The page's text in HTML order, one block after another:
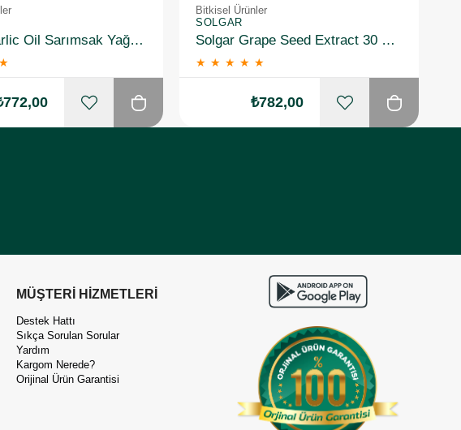
Solgar Garlic Oil Sarımsak Yağı 100 Kapsül 2 Adet
★
Bitkisel Ürünler
SOLGAR
Solgar Grape Seed Extract 30 Kapsül
★ ★ ★ ★ ★
₺782,00
MÜŞTERİ HİZMETLERİ
Destek Hattı
Sıkça Sorulan Sorular
Yardım
Kargom Nerede?
Orijinal Ürün Garantisi